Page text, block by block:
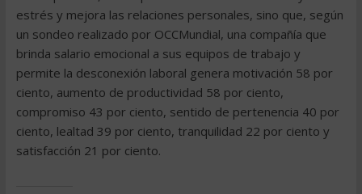
estrés y mejora las relaciones personales, sino que, según
un sondeo realizado por OCCMundial, una compañía que
brinda salario emocional a sus equipos de trabajo y
permite la desconexión laboral genera motivación 58 por
ciento, aumento de productividad 58 por ciento,
compromiso 43 por ciento, sentido de pertenencia 40 por
ciento, lealtad 39 por ciento, tranquilidad 22 por ciento y
satisfacción 21 por ciento.